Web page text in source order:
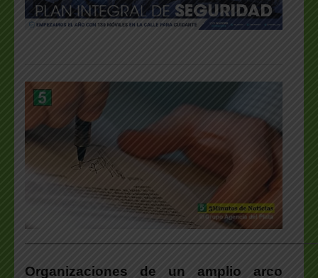
Organizaciones de un amplio arco